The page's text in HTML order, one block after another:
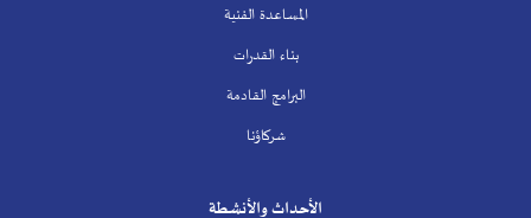
المساعدة الفنية
بناء القدرات
البرامج القادمة
شركاؤنا
الأحداث والأنشطة